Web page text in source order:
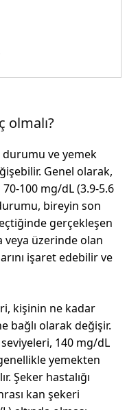
olmalı?
durumu ve yemek
Genel olarak,
100 mg/dL (3.9-5.6
bireyin son
gerçekleşen
veya üzerinde olan
işaret edebilir ve
kişinin ne kadar
bağlı olarak değişir.
140 mg/dL
yemekten
Şeker hastalığı
kan şekeri